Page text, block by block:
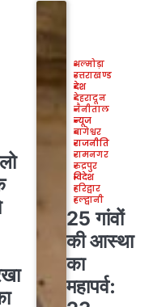
अल्मोड़ा
उत्तराखण्ड
देश
देहरादून
नैनीताल
न्यूज
बागेश्वर
राजनीति
रामनगर
रुद्रपुर
विदेश
हरिद्वार
हल्द्वानी
25 गांवों
की आस्था
का
महापर्व: